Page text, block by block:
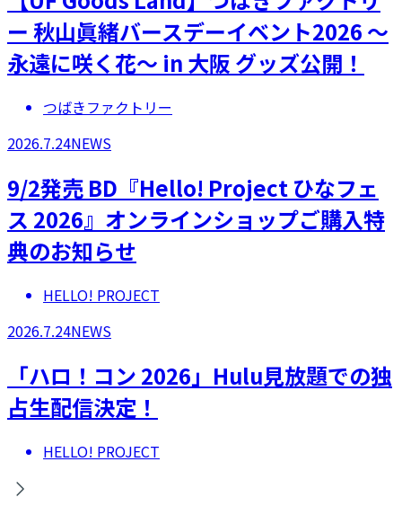
ー 秋山眞緒バースデーイベント2026 ～
永遠に咲く花～ in 大阪 グッズ公開！
つばきファクトリー
2026.7.24NEWS
9/2発売 BD『Hello! Project ひなフェ
ス 2026』オンラインショップご購入特
典のお知らせ
HELLO! PROJECT
2026.7.24NEWS
「ハロ！コン 2026」Hulu見放題での独
占生配信決定！
HELLO! PROJECT